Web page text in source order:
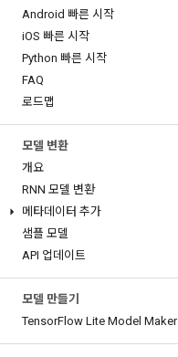
Android 빠른 시작
iOS 빠른 시작
Python 빠른 시작
FAQ
로드맵
모델 변환
개요
RNN 모델 변환
메타데이터 추가
샘플 모델
API 업데이트
모델 만들기
TensorFlow Lite Model Maker